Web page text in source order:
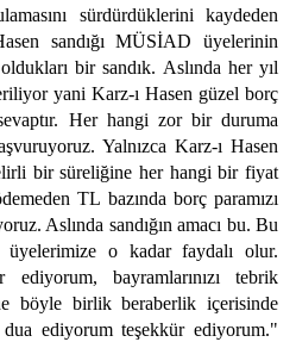
sürdürdüklerini kaydeden
sandığı MÜSİAD üyelerinin
bir sandık. Aslında her yıl
yani Karz-ı Hasen güzel borç
Her hangi zor bir duruma
Yalnızca Karz-ı Hasen
bir süreliğine her hangi bir fiyat
TL bazında borç paramızı
Aslında sandığın amacı bu. Bu
üyelerimize o kadar faydalı olur.
ediyorum, bayramlarınızı tebrik
böyle birlik beraberlik içerisinde
ediyorum teşekkür ediyorum."